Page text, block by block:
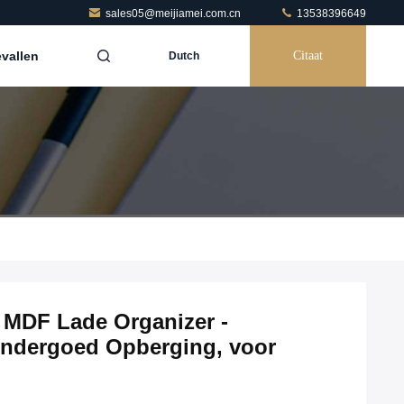
sales05@meijiamei.com.cn 13538396649
Dutch Citaat
Lade Organizer -
Opberging, voor